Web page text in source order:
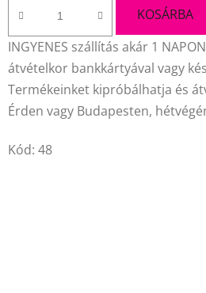
ből
4,5
csillag.
KOSÁRBA
INGYENES szállítás akár 1 NAPON
átvételkor bankkártyával vagy
Termékeinket kipróbálhatja és
Érden vagy Budapesten,
Kód: 48